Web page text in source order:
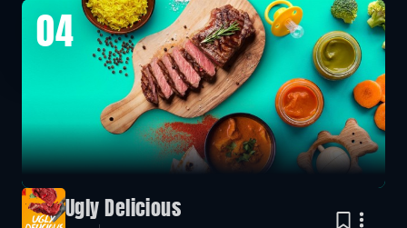
04
Ugly Delicious